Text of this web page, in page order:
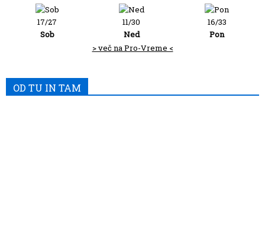
17/27
Sob
11/30
Ned
16/33
Pon
> več na Pro-Vreme <
OD TU IN TAM